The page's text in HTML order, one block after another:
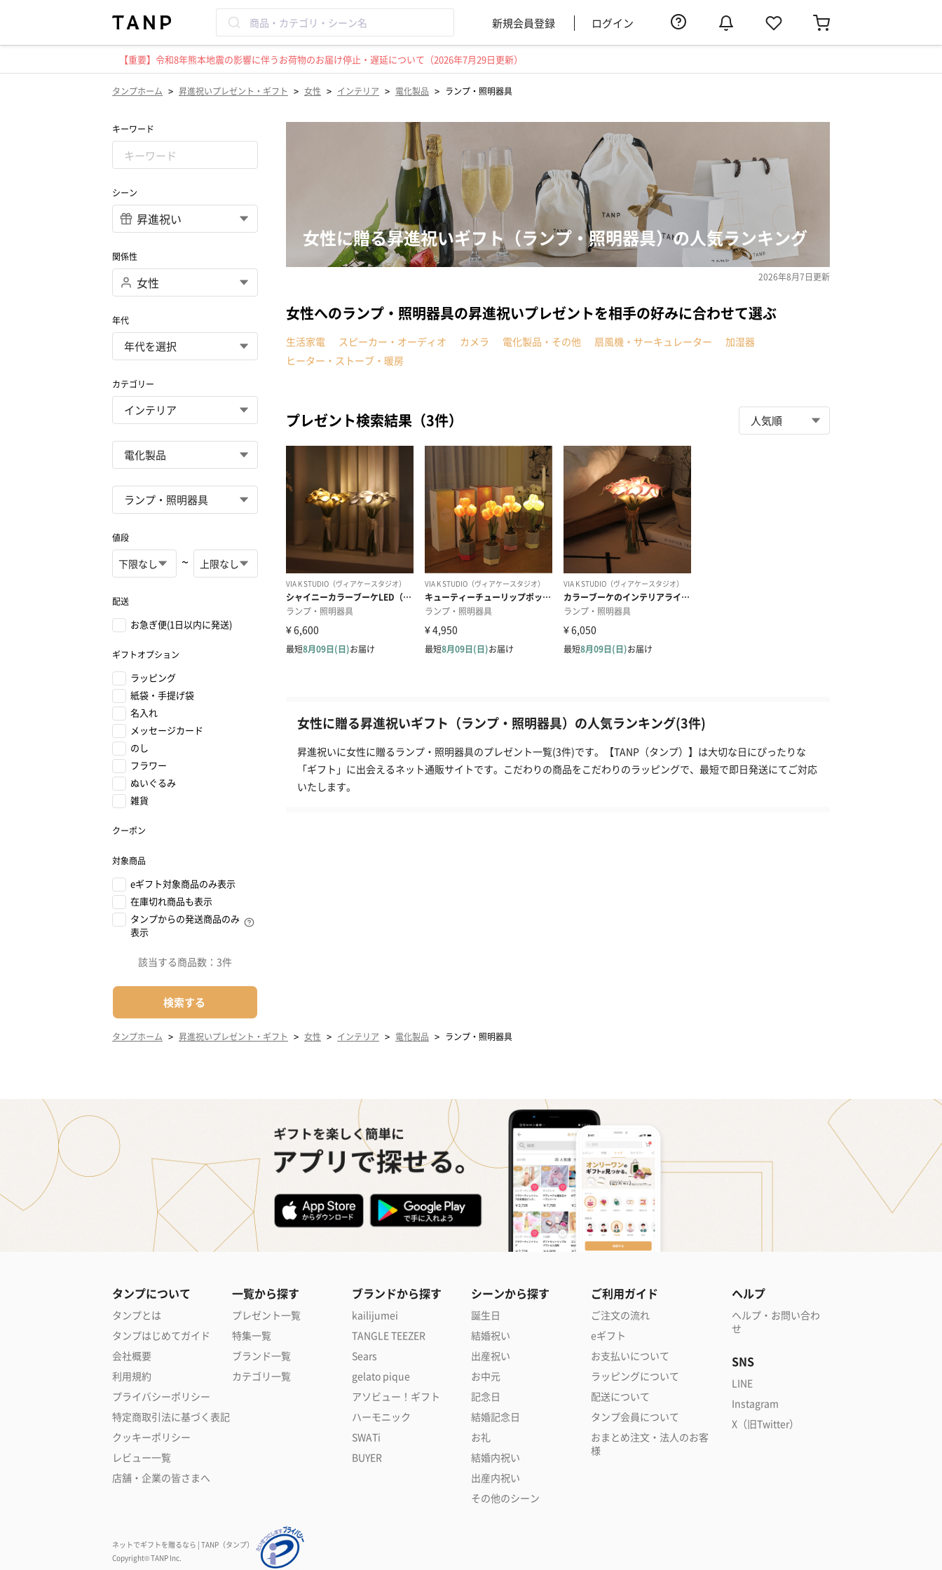
新規会員登録 ログイン
【重要】令和8年熊本地震の影響に伴うお荷物のお届け停止・遅延について（2026年7月29日更新）
タンプホーム > 昇進祝いプレゼント・ギフト > 女性 > インテリア > 電化製品 > ランプ・照明器具
キーワード
シーン
関係性
年代
カテゴリー
値段
~
配送
お急ぎ便(1日以内に発送)
ギフトオプション
ラッピング
紙袋・手提げ袋
名入れ
メッセージカード
のし
フラワー
ぬいぐるみ
雑貨
クーポン
対象商品
eギフト対象商品のみ表示
在庫切れ商品も表示
タンプからの発送商品のみ
表示
該当する商品数： 3件
検索する
女性に贈る昇進祝いギフト（ランプ・照明器具）の人気ランキング
2026年8月7日更新
女性へのランプ・照明器具の昇進祝いプレゼントを相手の好みに合わせて選ぶ
生活家電 スピーカー・オーディオ カメラ 電化製品・その他 扇風機・サーキュレーター
加湿器
ヒーター・ストーブ・暖房
プレゼント検索結果（3件）
女性に贈る昇進祝いギフト（ランプ・照明器具）の人気ランキング(3件)
昇進祝いに女性に贈るランプ・照明器具のプレゼント一覧(3件)です。【TANP（タンプ）】は大切な日にぴったりな
「ギフト」に出会えるネット通販サイトです。こだわりの商品をこだわりのラッピングで、最短で即日発送にてご対応
いたします。
タンプホーム > 昇進祝いプレゼント・ギフト > 女性 > インテリア > 電化製品 > ランプ・照明器具
タンプについて
タンプとは
タンプはじめてガイド
会社概要
利用規約
プライバシーポリシー
特定商取引法に基づく表記
クッキーポリシー
レビュー一覧
店舗・企業の皆さまへ
一覧から探す
プレゼント一覧
特集一覧
ブランド一覧
カテゴリ一覧
ブランドから探す
kailijumei
TANGLE TEEZER
Sears
gelato pique
アソビュー！ギフト
ハーモニック
SWATi
BUYER
シーンから探す
誕生日
結婚祝い
出産祝い
お中元
記念日
結婚記念日
お礼
結婚内祝い
出産内祝い
その他のシーン
ご利用ガイド
ご注文の流れ
eギフト
お支払いについて
ラッピングについて
配送について
タンプ会員について
おまとめ注文・法人のお客
様
ヘルプ
ヘルプ・お問い合わ
せ
SNS
LINE
Instagram
X（旧Twitter）
ネットでギフトを贈るなら | TANP（タンプ）
Copyright© TANP Inc.